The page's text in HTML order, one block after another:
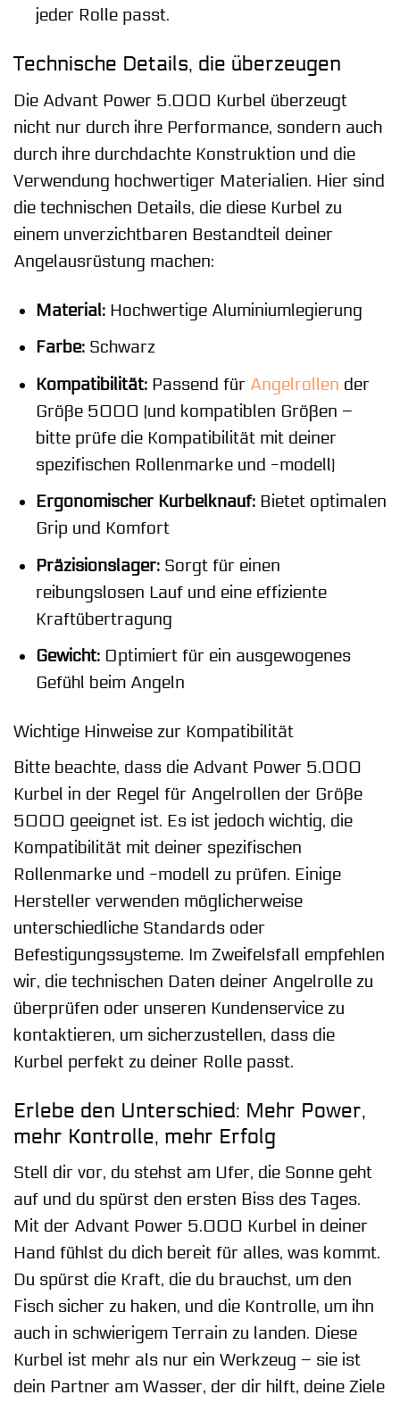
jeder Rolle passt.
Technische Details, die überzeugen
Die Advant Power 5.000 Kurbel überzeugt
nicht nur durch ihre Performance, sondern auch
durch ihre durchdachte Konstruktion und die
Verwendung hochwertiger Materialien. Hier sind
die technischen Details, die diese Kurbel zu
einem unverzichtbaren Bestandteil deiner
Angelausrüstung machen:
Material:Hochwertige Aluminiumlegierung
Farbe:Schwarz
Kompatibilität:Passend für Angelrollen der
Größe 5000 (und kompatiblen Größen –
bitte prüfe die Kompatibilität mit deiner
spezifischen Rollenmarke und -modell)
Ergonomischer Kurbelknauf:Bietet optimalen
Grip und Komfort
Präzisionslager:Sorgt für einen
reibungslosen Lauf und eine effiziente
Kraftübertragung
Gewicht:Optimiert für ein ausgewogenes
Gefühl beim Angeln
Wichtige Hinweise zur Kompatibilität
Bitte beachte, dass die Advant Power 5.000
Kurbel in der Regel für Angelrollen der Größe
5000 geeignet ist. Es ist jedoch wichtig, die
Kompatibilität mit deiner spezifischen
Rollenmarke und -modell zu prüfen. Einige
Hersteller verwenden möglicherweise
unterschiedliche Standards oder
Befestigungssysteme. Im Zweifelsfall empfehlen
wir, die technischen Daten deiner Angelrolle zu
überprüfen oder unseren Kundenservice zu
kontaktieren, um sicherzustellen, dass die
Kurbel perfekt zu deiner Rolle passt.
Erlebe den Unterschied: Mehr Power,
mehr Kontrolle, mehr Erfolg
Stell dir vor, du stehst am Ufer, die Sonne geht
auf und du spürst den ersten Biss des Tages.
Mit der Advant Power 5.000 Kurbel in deiner
Hand fühlst du dich bereit für alles, was kommt.
Du spürst die Kraft, die du brauchst, um den
Fisch sicher zu haken, und die Kontrolle, um ihn
auch in schwierigem Terrain zu landen. Diese
Kurbel ist mehr als nur ein Werkzeug – sie ist
dein Partner am Wasser, der dir hilft, deine Ziele